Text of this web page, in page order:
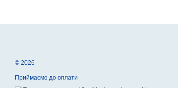
© 2026
Приймаємо до оплати